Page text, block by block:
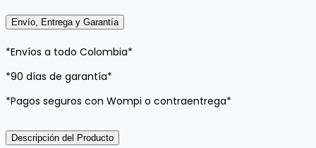
Envío, Entrega y Garantía
*Envíos a todo Colombia*
*90 días de garantía*
*Pagos seguros con Wompi o contraentrega*
Descripción del Producto